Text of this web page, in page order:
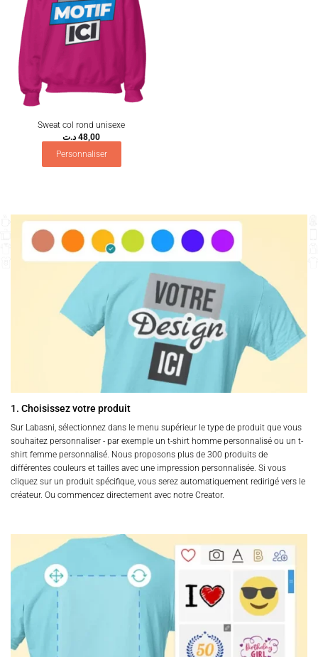
Sweat col rond unisexe
48,00 د.ت
Personnaliser
1. Choisissez votre produit
Sur Labasni, sélectionnez dans le menu supérieur le type de produit que vous
souhaitez personnaliser - par exemple un t-shirt homme personnalisé ou un t-
shirt femme personnalisé. Nous proposons plus de 300 produits de
différentes couleurs et tailles avec une impression personnalisée. Si vous
cliquez sur un produit spécifique, vous serez automatiquement redirigé vers le
créateur. Ou commencez directement avec notre Creator.